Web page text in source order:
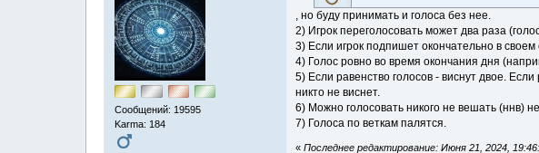
Сообщений: 19595
Karma: 184
, но буду принимать и голоса без нее.
2) Игрок переголосовать может два раза
3) Если игрок подпишет окончательно в
4) Голос ровно во время окончания дня
5) Если равенство голосов - виснут двое.
никто не виснет.
6) Можно голосовать никого не вешать (ннв)
7) Голоса по веткам палятся.
«Последнее редактирование: Июня 21, 2024,